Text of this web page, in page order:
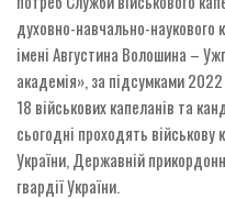
духовно-навчально-наукового
імені Августина Волошина –
академія», за підсумками
18 військових капеланів та
сьогодні проходять
України, Державній
гвардії України.